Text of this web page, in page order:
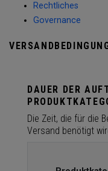
Rechtliches
Governance
DAUER DER
Die Zeit, die für die
Versand benötigt